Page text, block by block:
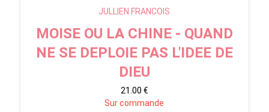
JULLIEN FRANCOIS
MOISE OU LA CHINE - QUAND
NE SE DEPLOIE PAS L'IDEE DE
DIEU
21.00 €
Sur commande